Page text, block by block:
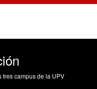
campus de la UPV